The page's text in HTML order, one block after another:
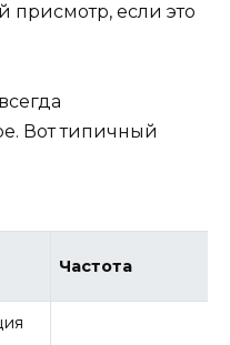
присмотр, если это
Вот типичный
Частота